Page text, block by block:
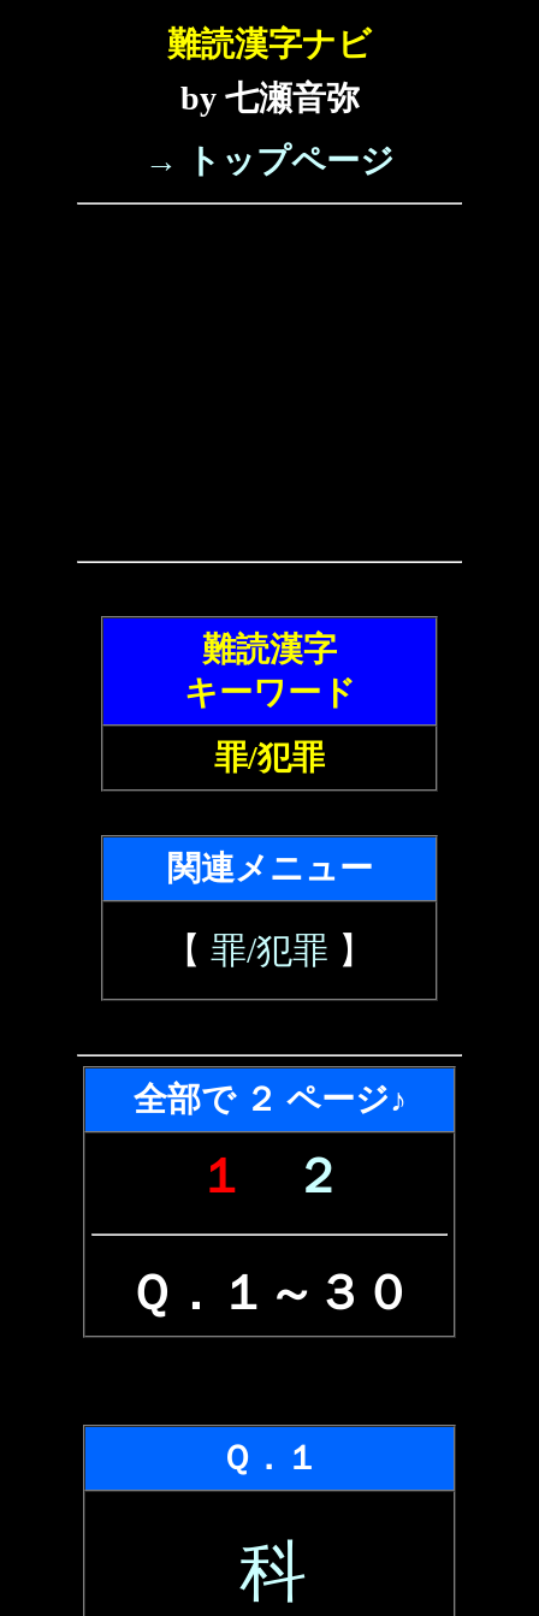
難読漢字ナビ
by 七瀬音弥
→ トップページ
難読漢字
キーワード
罪/犯罪
関連メニュー
【 罪/犯罪 】
全部で ２ ページ♪
１ ２
Ｑ．１～３０
Ｑ．１
科